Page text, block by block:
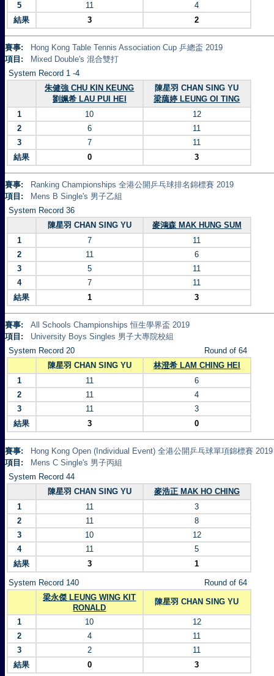
5
11
4
結果
3 2
賽事:
Hong Kong Table Tennis Association Cup 乒總盃 2019
項目:
Mixed Double's 混合雙打
System Record 1 -4
朱健強 CHU KIN KEUNG
劉姵希 LAU PUI HEI
陳星羽 CHAN SING YU
梁藹婷 LEUNG OI TING
1
10
12
2
6
11
3
7
11
結果
0 3
賽事:
Ranking Championships 全港公開乒乓球排名錦標賽 2019
項目:
Mens B Single's 男子乙組
System Record 36
陳星羽 CHAN SING YU
麥鴻森 MAK HUNG SUM
1
7
11
2
11
6
3
5
11
4
7
11
結果
1 3
賽事:
All Schools Championships 恒生學界盃 2019
項目:
University Boys Singles 男子大專院校組
System Record 20
Round of 64
陳星羽 CHAN SING YU
林澄希 LAM CHING HEI
1
11
6
2
11
4
3
11
3
結果
3 0
賽事:
Hong Kong Open (Individual Event) 全港公開乒乓球單項錦標賽 2019
項目:
Mens C Single's 男子丙組
System Record 44
陳星羽 CHAN SING YU
麥浩正 MAK HO CHING
1
11
3
2
11
8
3
10
12
4
11
5
結果
3 1
System Record 140
Round of 64
梁永傑 LEUNG WING KIT
RONALD
陳星羽 CHAN SING YU
1 10
12
2
4
11
3
2
11
結果
0 3